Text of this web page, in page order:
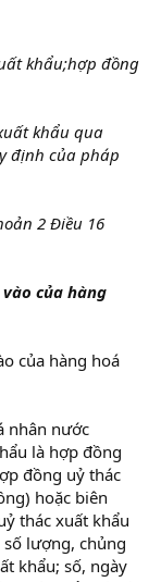
khẩu;hợp đồng
khẩu qua
định của pháp
2 Điều 16
của hàng
của hàng hoá
nhân nước
là hợp đồng
đồng uỷ thác
hoặc biên
thác xuất khẩu
lượng, chủng
khẩu; số, ngày